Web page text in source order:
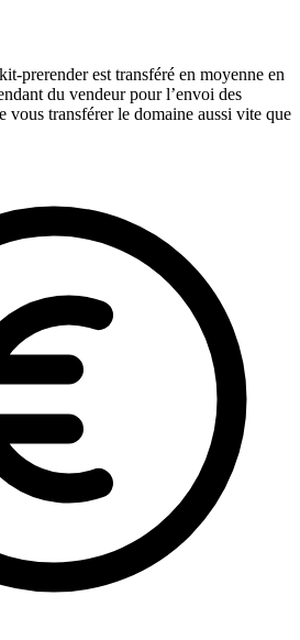
prerender est transféré en moyenne en
du vendeur pour l’envoi des
vous transférer le domaine aussi vite que